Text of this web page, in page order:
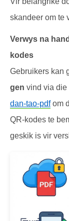
skandeer om te
Verwys na
kodes
Gebruikers kan
gen vind via die
dan-tao-pdfom
QR-kodes te
geskik is vir